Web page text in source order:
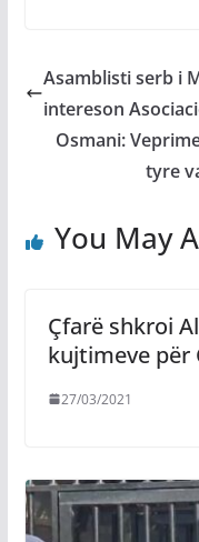
Asamblisti serb i
intereson
Osmani:
tyre
You May
Çfarë shkroi
kujtimeve për
27/03/2021